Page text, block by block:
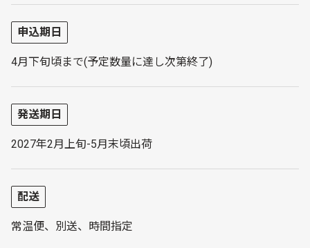
申込期日
4月下旬頃まで(予定数量に達し次第終了)
発送期日
2027年2月上旬-5月末頃出荷
配送
常温便、別送、時間指定